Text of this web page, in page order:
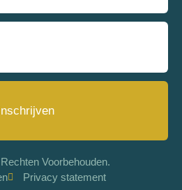
Voorbehouden.
Privacy statement